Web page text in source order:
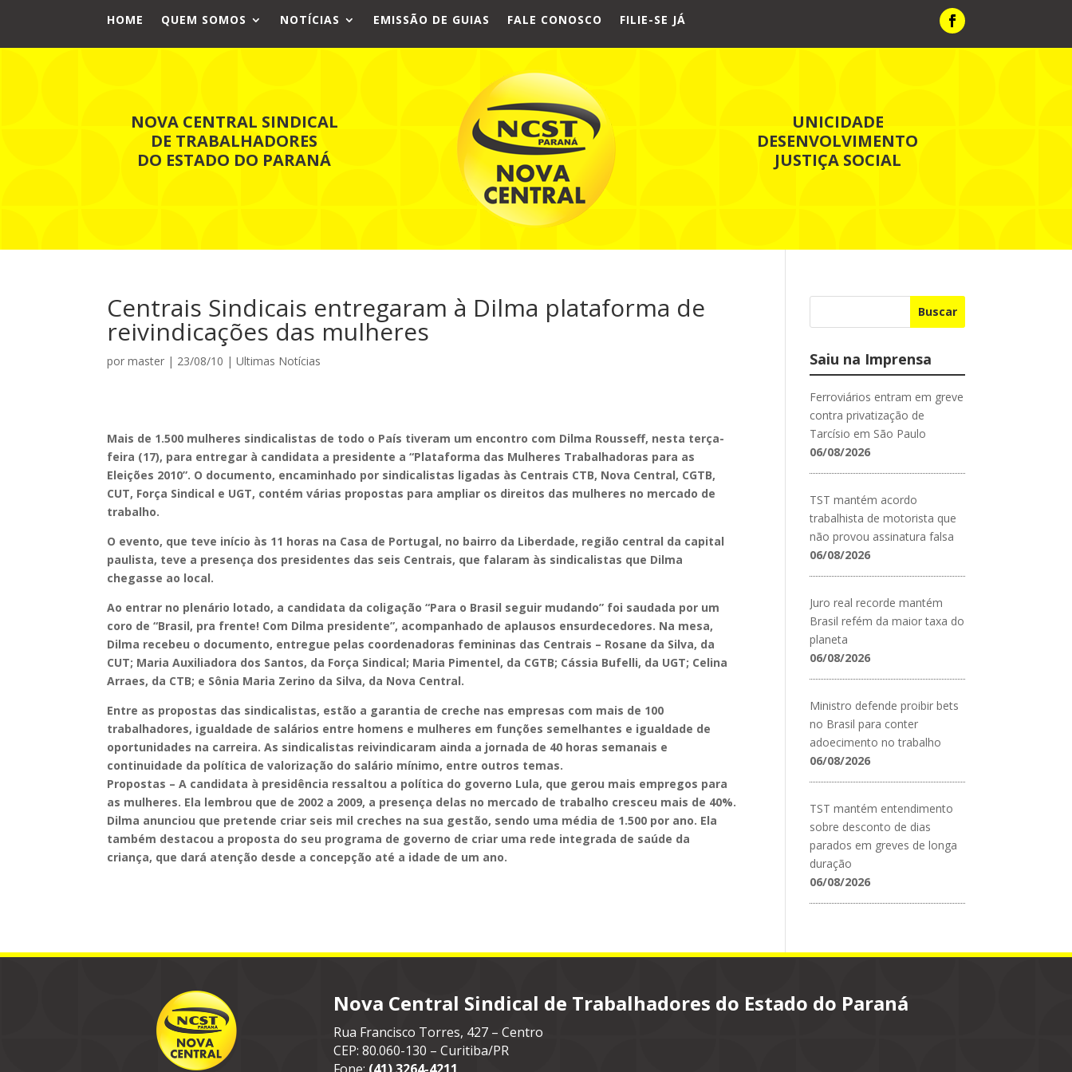
HOME QUEM SOMOS NOTÍCIAS EMISSÃO DE GUIAS FALE CONOSCO FILIE-SE JÁ
NOVA CENTRAL SINDICAL
DE TRABALHADORES
DO ESTADO DO PARANÁ
UNICIDADE
DESENVOLVIMENTO
JUSTIÇA SOCIAL
Centrais Sindicais entregaram à Dilma plataforma de
reivindicações das mulheres
pormaster | 23/08/10 |Ultimas Notícias
Mais de 1.500 mulheres sindicalistas de todo o País tiveram um encontro com Dilma Rousseff, nesta terça-
feira (17), para entregar à candidata a presidente a “Plataforma das Mulheres Trabalhadoras para as
Eleições 2010”. O documento, encaminhado por sindicalistas ligadas às Centrais CTB, Nova Central, CGTB,
CUT, Força Sindical e UGT, contém várias propostas para ampliar os direitos das mulheres no mercado de
trabalho.
O evento, que teve início às 11 horas na Casa de Portugal, no bairro da Liberdade, região central da capital
paulista, teve a presença dos presidentes das seis Centrais, que falaram às sindicalistas que Dilma
chegasse ao local.
Ao entrar no plenário lotado, a candidata da coligação “Para o Brasil seguir mudando” foi saudada por um
coro de “Brasil, pra frente! Com Dilma presidente”, acompanhado de aplausos ensurdecedores. Na mesa,
Dilma recebeu o documento, entregue pelas coordenadoras femininas das Centrais – Rosane da Silva, da
CUT; Maria Auxiliadora dos Santos, da Força Sindical; Maria Pimentel, da CGTB; Cássia Bufelli, da UGT; Celina
Arraes, da CTB; e Sônia Maria Zerino da Silva, da Nova Central.
Entre as propostas das sindicalistas, estão a garantia de creche nas empresas com mais de 100
trabalhadores, igualdade de salários entre homens e mulheres em funções semelhantes e igualdade de
oportunidades na carreira. As sindicalistas reivindicaram ainda a jornada de 40 horas semanais e
continuidade da política de valorização do salário mínimo, entre outros temas.
Propostas – A candidata à presidência ressaltou a política do governo Lula, que gerou mais empregos para
as mulheres. Ela lembrou que de 2002 a 2009, a presença delas no mercado de trabalho cresceu mais de 40%.
Dilma anunciou que pretende criar seis mil creches na sua gestão, sendo uma média de 1.500 por ano. Ela
também destacou a proposta do seu programa de governo de criar uma rede integrada de saúde da
criança, que dará atenção desde a concepção até a idade de um ano.
Buscar
Saiu na Imprensa
Ferroviários entram em greve
contra privatização de
Tarcísio em São Paulo
06/08/2026
TST mantém acordo
trabalhista de motorista que
não provou assinatura falsa
06/08/2026
Juro real recorde mantém
Brasil refém da maior taxa do
planeta
06/08/2026
Ministro defende proibir bets
no Brasil para conter
adoecimento no trabalho
06/08/2026
TST mantém entendimento
sobre desconto de dias
parados em greves de longa
duração
06/08/2026
Nova Central Sindical de Trabalhadores do Estado do Paraná
Rua Francisco Torres, 427 – Centro
CEP: 80.060-130 – Curitiba/PR